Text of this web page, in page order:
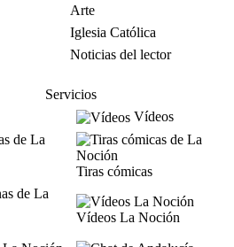
Arte
Iglesia Católica
Noticias del lector
Servicios
Vídeos
Tiras cómicas
Vídeos La Noción